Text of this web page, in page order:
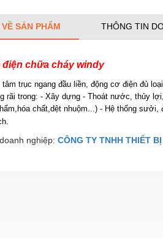
SẢN PHẨM THÔNG TIN
điện chữa cháy windy
trục ngang đầu liền, động cơ điện đủ
rãi trong: - Xây dựng - Thoát nước, thủy
chất,dệt nhuộm...) - Hệ thống
nghiệp: CÔNG TY TNHH THIẾT